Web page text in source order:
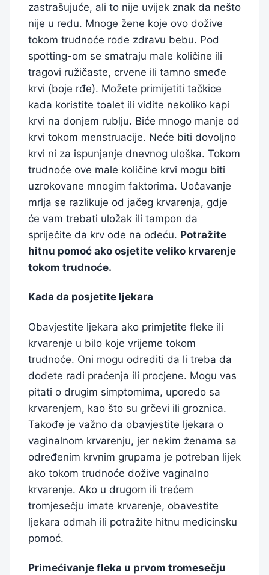
zastrašujuće, ali to nije uvijek znak da nešto
nije u redu. Mnoge žene koje ovo dožive
tokom trudnoće rode zdravu bebu. Pod
spotting-om se smatraju male količine ili
tragovi ružičaste, crvene ili tamno smeđe
krvi (boje rđe). Možete primijetiti tačkice
kada koristite toalet ili vidite nekoliko kapi
krvi na donjem rublju. Biće mnogo manje od
krvi tokom menstruacije. Neće biti dovoljno
krvi ni za ispunjanje dnevnog uloška. Tokom
trudnoće ove male količine krvi mogu biti
uzrokovane mnogim faktorima. Uočavanje
mrlja se razlikuje od jačeg krvarenja, gdje
će vam trebati uložak ili tampon da
spriječite da krv ode na odeću. Potražite
hitnu pomoć ako osjetite veliko krvarenje
tokom trudnoće.
Kada da posjetite ljekara
Obavjestite ljekara ako primjetite fleke ili
krvarenje u bilo koje vrijeme tokom
trudnoće. Oni mogu odrediti da li treba da
dođete radi praćenja ili procjene. Mogu vas
pitati o drugim simptomima, uporedo sa
krvarenjem, kao što su grčevi ili groznica.
Takođe je važno da obavjestite ljekara o
vaginalnom krvarenju, jer nekim ženama sa
određenim krvnim grupama je potreban lijek
ako tokom trudnoće dožive vaginalno
krvarenje. Ako u drugom ili trećem
tromjesečju imate krvarenje, obavestite
ljekara odmah ili potražite hitnu medicinsku
pomoć.
Primećivanje fleka u prvom tromesečju